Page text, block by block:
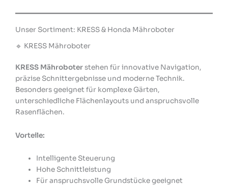
Unser Sortiment: KRESS & Honda Mähroboter
🔹 KRESS Mähroboter
KRESS Mähroboterstehen für innovative Navigation,
präzise Schnittergebnisse und moderne Technik.
Besonders geeignet für komplexe Gärten,
unterschiedliche Flächenlayouts und anspruchsvolle
Rasenflächen.
Vorteile:
Intelligente Steuerung
Hohe Schnittleistung
Für anspruchsvolle Grundstücke geeignet